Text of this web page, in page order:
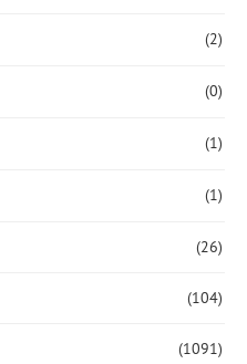
(2)
(0)
(1)
(1)
(26)
(104)
(1091)